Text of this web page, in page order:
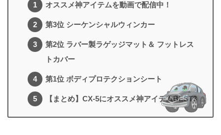
オススメ神アイテムを動画で配信中！
第3位 シーケンシャルウィンカー
第2位 ラバー製ラゲッジマット＆ フットレス
トカバー
第1位 ボディプロテクションシート
【まとめ】CX-5にオススメ神アイテムBEST3